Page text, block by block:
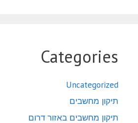
Categories
Uncategorized
תיקון מחשבים
תיקון מחשבים באזור דרום